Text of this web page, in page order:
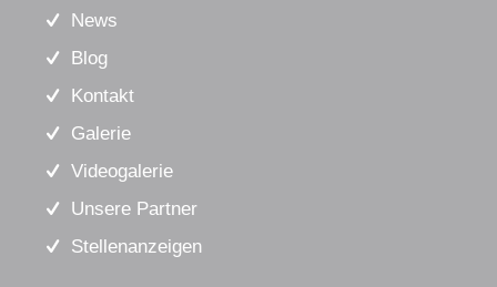
News
Blog
Kontakt
Galerie
Videogalerie
Unsere Partner
Stellenanzeigen